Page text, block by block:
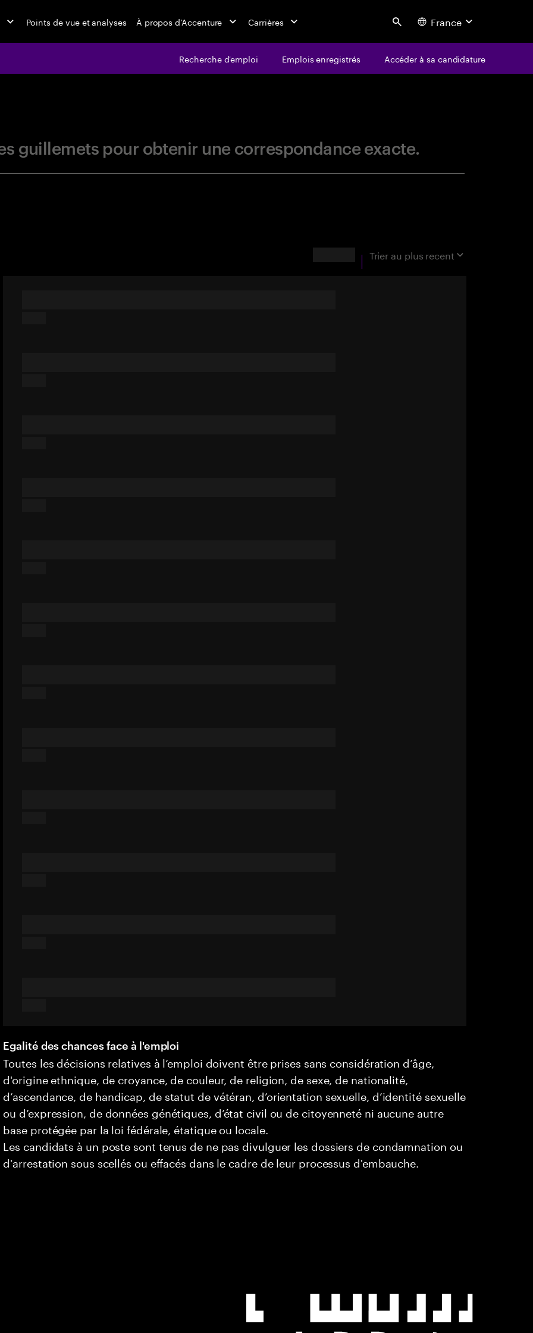
Points de vue et analyses À propos d’Accenture Carrières Search France
Recherche d'emploi Emplois enregistrés Accéder à sa candidature
guillemets pour obtenir une correspondance exacte.
Trier au plus recent
Egalité des chances face à l'emploi
Toutes les décisions relatives à l’emploi doivent être prises sans considération d’âge,
d'origine ethnique, de croyance, de couleur, de religion, de sexe, de nationalité,
d’ascendance, de handicap, de statut de vétéran, d’orientation sexuelle, d’identité sexuelle
ou d’expression, de données génétiques, d’état civil ou de citoyenneté ni aucune autre
base protégée par la loi fédérale, étatique ou locale.
Les candidats à un poste sont tenus de ne pas divulguer les dossiers de condamnation ou
d'arrestation sous scellés ou effacés dans le cadre de leur processus d'embauche.